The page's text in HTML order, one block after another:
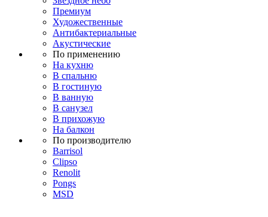
Премиум
Художественные
Антибактериальные
Акустические
По применению
На кухню
В спальню
В гостиную
В ванную
В санузел
В прихожую
На балкон
По производителю
Barrisol
Clipso
Renolit
Pongs
MSD